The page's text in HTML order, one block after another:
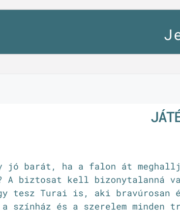
jó barát, ha a falon át
A biztosat kell
tesz Turai is, aki bravúrosan
színház és a szerelem minden